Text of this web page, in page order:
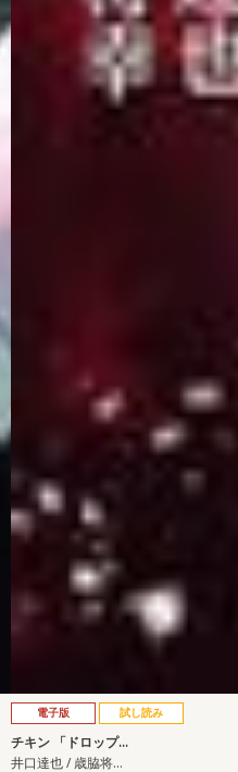
電子版 試し読み
チキン 「ドロップ…
井口達也 / 歳脇将…